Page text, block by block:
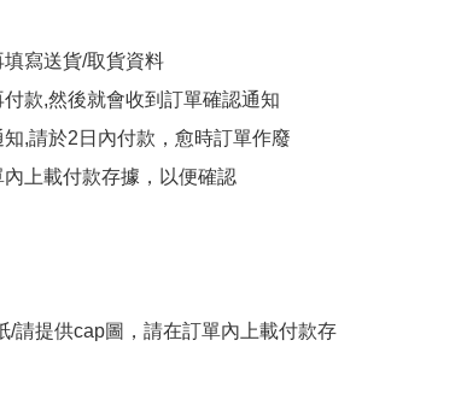
寫送貨/取貨資料
款,然後就會收到訂單確認通知
,請於2日內付款，愈時訂單作廢
上載付款存據，以便確認
/請提供cap圖，請在訂單內上載付款存